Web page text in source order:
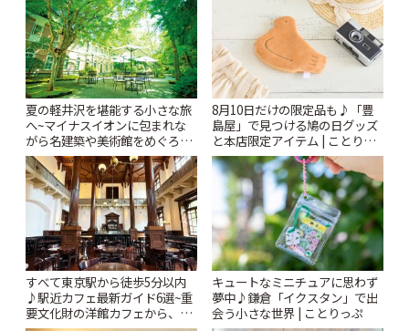
夏の軽井沢を堪能する小さな旅
へ~マイナスイオンに包まれな
がら名建築や美術館をめぐろう
~ | ことりっぷ
8月10日だけの限定品も♪「豊
島屋」で見つける鳩の日グッズ
と本店限定アイテム | ことりっ
ぷ
すべて東京駅から徒歩5分以内
♪駅近カフェ最新ガイド6選~重
要文化財の洋館カフェから、改
キュートなミニチュアに思わず
夢中♪鎌倉「イクスタン」で出
会う小さな世界 | ことりっぷ